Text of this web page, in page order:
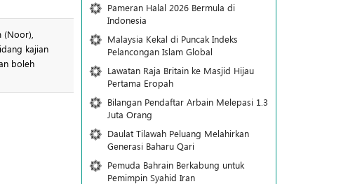
kajian
boleh
Pameran Halal 2026 Bermula di
Indonesia
Malaysia Kekal di Puncak Indeks
Pelancongan Islam Global
Lawatan Raja Britain ke Masjid Hijau
Pertama Eropah
Bilangan Pendaftar Arbain Melepasi 1.3
Juta Orang
Daulat Tilawah Peluang Melahirkan
Generasi Baharu Qari
Pemuda Bahrain Berkabung untuk
Pemimpin Syahid Iran